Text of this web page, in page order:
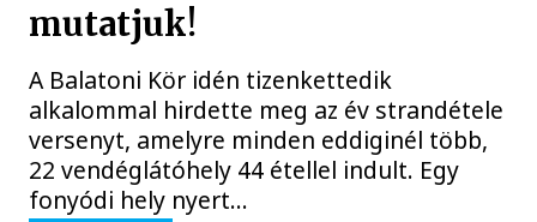
mutatjuk!
A Balatoni Kör idén tizenkettedik
alkalommal hirdette meg az év strandétele
versenyt, amelyre minden eddiginél több,
22 vendéglátóhely 44 étellel indult. Egy
fonyódi hely nyert...